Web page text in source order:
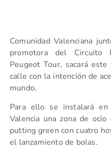
Comunidad Valenciana
promotora del
Peugeot Tour, sacará
calle con la intención de
mundo.
Para ello se instalará
Valencia una zona de
putting green con cuatro
el lanzamiento de bolas.